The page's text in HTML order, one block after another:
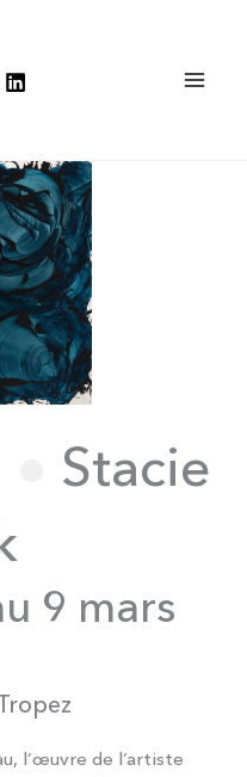
Stacie
9 mars
l’œuvre de l’artiste